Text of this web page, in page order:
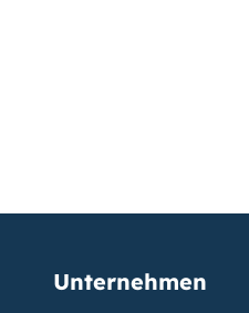
Unternehmen